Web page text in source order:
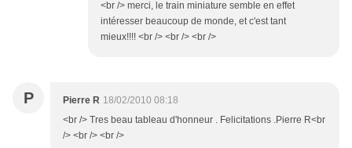
<br /> merci, le train miniature semble en effet
intéresser beaucoup de monde, et c'est tant
mieux!!!! <br /> <br /> <br />
P Pierre R 18/02/2010 08:18
<br /> Tres beau tableau d'honneur . Felicitations .Pierre R<br
/> <br /> <br />